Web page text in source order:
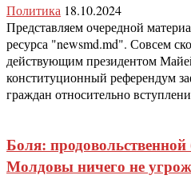
Политика 18.10.2024
Представляем очередной
ресурса "newsmd.md". Совсем
действующим президентом
конституционный референдум
граждан относительно
Боля: продовольственной
Молдовы ничего не